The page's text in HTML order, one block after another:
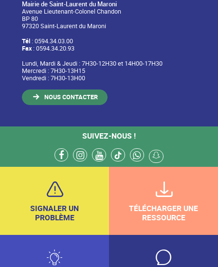
Mairie de Saint-Laurent du Maroni
Avenue Lieutenant-Colonel Chandon
BP 80
97320 Saint-Laurent du Maroni
Tél: 0594.34.03.00
Fax: 0594.34.20.93
Lundi, Mardi & Jeudi : 7H30-12H30 et 14H00-17H30
Mercredi : 7H30-13H15
Vendredi : 7H30-13H00
NOUS CONTACTER
SUIVEZ-NOUS !
facebookinstagram
youtube
tiktokwhatsappsnapchat
SIGNALER UN
PROBLÈME
TÉLÉCHARGER UNE
RESSOURCE